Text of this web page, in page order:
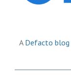
A Defacto blog